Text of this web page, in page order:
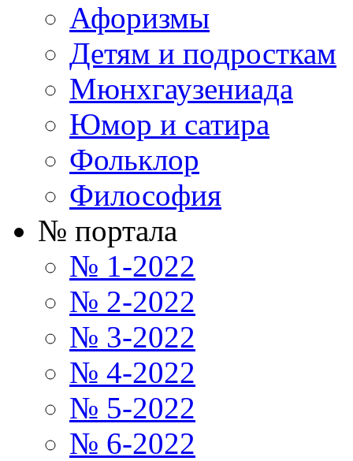
Афоризмы
Детям и подросткам
Мюнхгаузениада
Юмор и сатира
Фольклор
Философия
№ портала
№ 1-2022
№ 2-2022
№ 3-2022
№ 4-2022
№ 5-2022
№ 6-2022